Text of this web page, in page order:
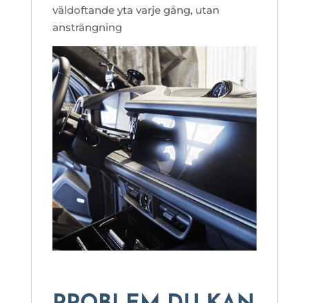
väldoftande yta varje gång, utan
ansträngning